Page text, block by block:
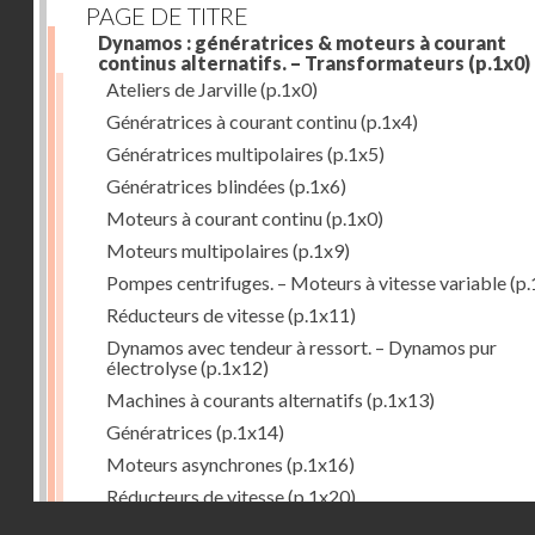
PAGE DE TITRE
Dynamos : génératrices & moteurs à courant
continus alternatifs. – Transformateurs (p.1x0)
Ateliers de Jarville(p.1x0)
Génératrices à courant continu(p.1x4)
Génératrices multipolaires (p.1x5)
Génératrices blindées (p.1x6)
Moteurs à courant continu(p.1x0)
Moteurs multipolaires (p.1x9)
Pompes centrifuges. – Moteurs à vitesse variable
Réducteurs de vitesse(p.1x11)
Dynamos avec tendeur à ressort. – Dynamos pur
électrolyse(p.1x12)
Machines à courants alternatifs (p.1x13)
Génératrices (p.1x14)
Moteurs asynchrones (p.1x16)
Réducteurs de vitesse(p.1x20)